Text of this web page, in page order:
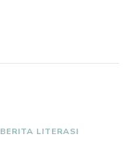
BERITA LITERASI